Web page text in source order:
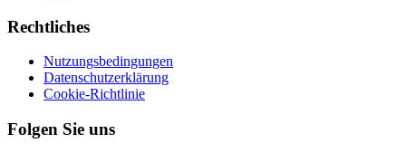
Rechtliches
Nutzungsbedingungen
Datenschutzerklärung
Cookie-Richtlinie
Folgen Sie uns